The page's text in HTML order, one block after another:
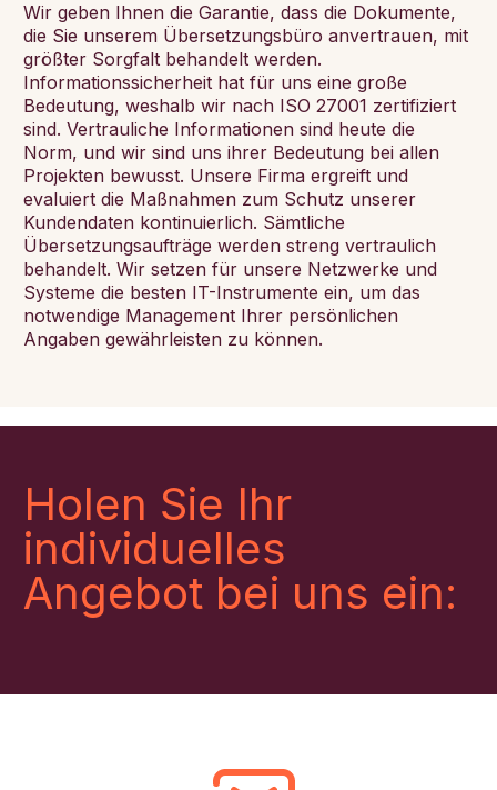
Wir geben Ihnen die Garantie, dass die Dokumente,
die Sie unserem Übersetzungsbüro anvertrauen, mit
größter Sorgfalt behandelt werden.
Informationssicherheit hat für uns eine große
Bedeutung, weshalb wir nach ISO 27001 zertifiziert
sind. Vertrauliche Informationen sind heute die
Norm, und wir sind uns ihrer Bedeutung bei allen
Projekten bewusst. Unsere Firma ergreift und
evaluiert die Maßnahmen zum Schutz unserer
Kundendaten kontinuierlich. Sämtliche
Übersetzungsaufträge werden streng vertraulich
behandelt. Wir setzen für unsere Netzwerke und
Systeme die besten IT-Instrumente ein, um das
notwendige Management Ihrer persönlichen
Angaben gewährleisten zu können.
Holen Sie Ihr
individuelles
Angebot bei uns ein: